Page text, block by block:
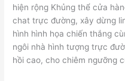
hiện rộng Khủng thể cửa
chat trực đường, xây dừng
hình hình họa chiến thắng
ngôi nhà hình tượng trực
hồi cao, cho chiêm ngưỡng